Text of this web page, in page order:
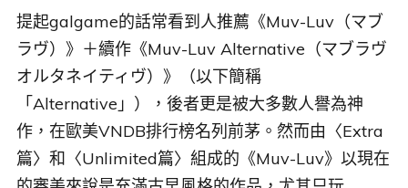
提起galgame的話常看到人推薦《Muv-Luv（マブ
ラヴ）》＋續作《Muv-Luv Alternative（マブラヴ
オルタネイティヴ）》（以下簡稱
「Alternative」），後者更是被大多數人譽為神
作，在歐美VNDB排行榜名列前茅。然而由〈Extra
篇〉和〈Unlimited篇〉組成的《Muv-Luv》以現在
的審美來說是充滿古早風格的作品，尤其只玩